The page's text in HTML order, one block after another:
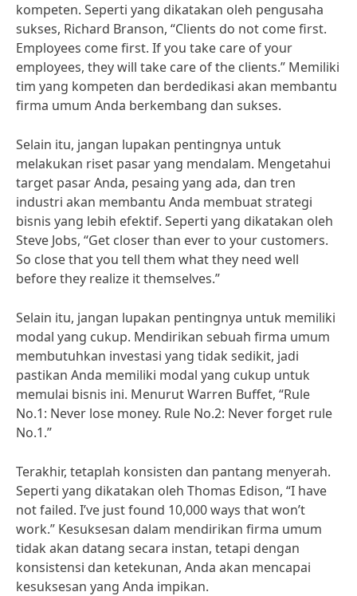
kompeten. Seperti yang dikatakan oleh pengusaha
sukses, Richard Branson, “Clients do not come first.
Employees come first. If you take care of your
employees, they will take care of the clients.” Memiliki
tim yang kompeten dan berdedikasi akan membantu
firma umum Anda berkembang dan sukses.
Selain itu, jangan lupakan pentingnya untuk
melakukan riset pasar yang mendalam. Mengetahui
target pasar Anda, pesaing yang ada, dan tren
industri akan membantu Anda membuat strategi
bisnis yang lebih efektif. Seperti yang dikatakan oleh
Steve Jobs, “Get closer than ever to your customers.
So close that you tell them what they need well
before they realize it themselves.”
Selain itu, jangan lupakan pentingnya untuk memiliki
modal yang cukup. Mendirikan sebuah firma umum
membutuhkan investasi yang tidak sedikit, jadi
pastikan Anda memiliki modal yang cukup untuk
memulai bisnis ini. Menurut Warren Buffet, “Rule
No.1: Never lose money. Rule No.2: Never forget rule
No.1.”
Terakhir, tetaplah konsisten dan pantang menyerah.
Seperti yang dikatakan oleh Thomas Edison, “I have
not failed. I’ve just found 10,000 ways that won’t
work.” Kesuksesan dalam mendirikan firma umum
tidak akan datang secara instan, tetapi dengan
konsistensi dan ketekunan, Anda akan mencapai
kesuksesan yang Anda impikan.